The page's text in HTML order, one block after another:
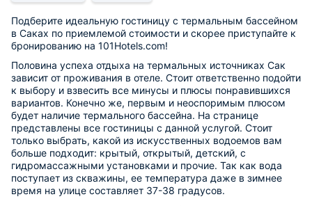
Подберите идеальную гостиницу с термальным бассейном
в Саках по приемлемой стоимости и скорее приступайте к
бронированию на 101Hotels.com!
Половина успеха отдыха на термальных источниках Сак
зависит от проживания в отеле. Стоит ответственно подойти
к выбору и взвесить все минусы и плюсы понравившихся
вариантов. Конечно же, первым и неоспоримым плюсом
будет наличие термального бассейна. На странице
представлены все гостиницы с данной услугой. Стоит
только выбрать, какой из искусственных водоемов вам
больше подходит: крытый, открытый, детский, с
гидромассажными установками и прочие. Так как вода
поступает из скважины, ее температура даже в зимнее
время на улице составляет 37-38 градусов.